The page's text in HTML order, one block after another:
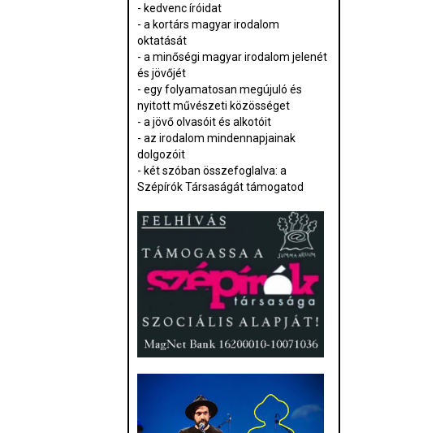
- kedvenc íróidat
- a kortárs magyar irodalom
oktatását
- a minőségi magyar irodalom jelenét
és jövőjét
- egy folyamatosan megújuló és
nyitott művészeti közösséget
- a jövő olvasóit és alkotóit
- az irodalom mindennapjainak
dolgozóit
- két szóban összefoglalva: a
Szépírók Társaságát támogatod